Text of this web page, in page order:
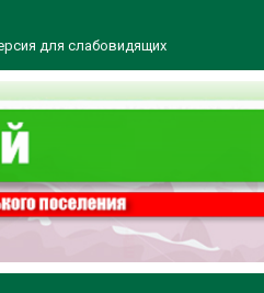
для слабовидящих